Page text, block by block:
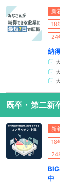
新
18
24
納
既卒・第二新
新
18
24
中